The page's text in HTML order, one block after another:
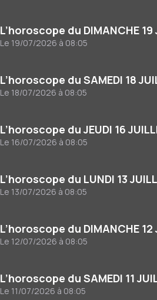
L’horoscope du DIMANCHE 19
Le 19/07/2026 à 08:05
L’horoscope du SAMEDI 18
Le 18/07/2026 à 08:05
L’horoscope du JEUDI 16
Le 16/07/2026 à 08:05
L’horoscope du LUNDI 13
Le 13/07/2026 à 08:05
L’horoscope du DIMANCHE 12
Le 12/07/2026 à 08:05
L’horoscope du SAMEDI 11
Le 11/07/2026 à 08:05